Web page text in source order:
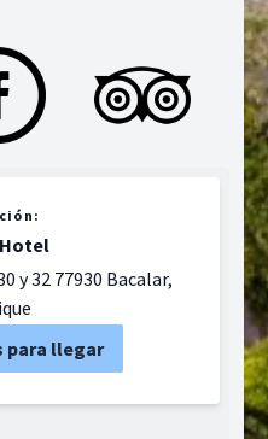
Hotel
y 32 77930 Bacalar,
para llegar